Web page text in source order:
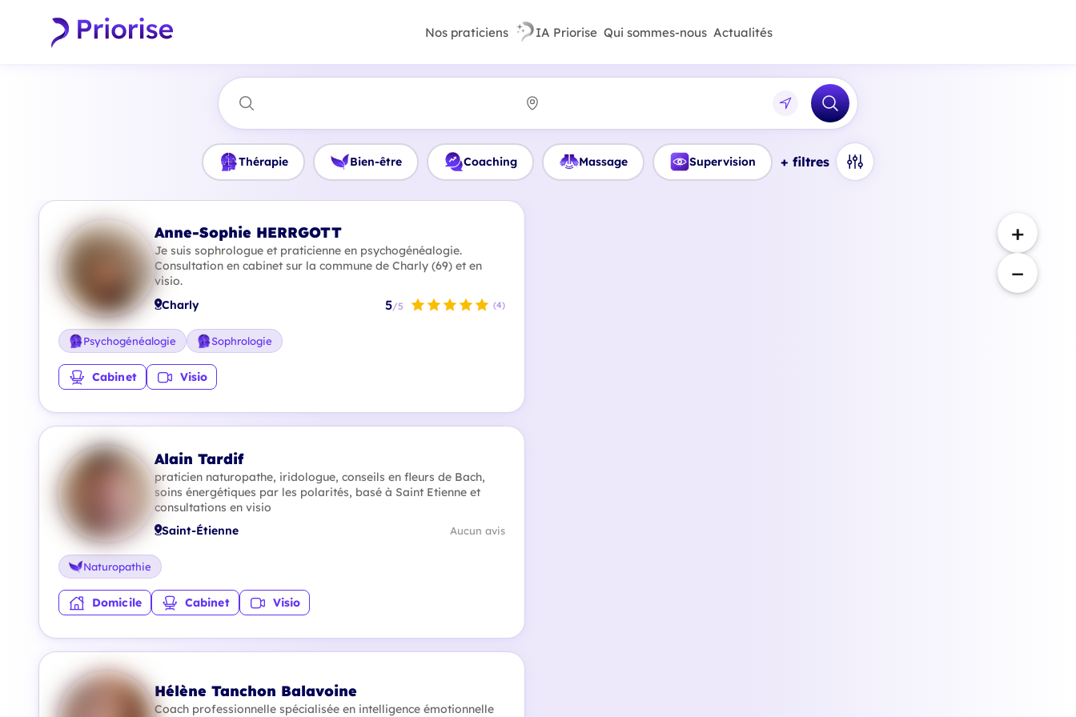
Nos praticiens IA Priorise Qui sommes-nous Actualités
Thérapie Bien-être Coaching Massage Supervision + filtres
Anne-Sophie HERRGOTT
Je suis sophrologue et praticienne en psychogénéalogie.
Consultation en cabinet sur la commune de Charly (69) et en
visio.
Charly 5/5 (4)
Psychogénéalogie Sophrologie
Cabinet Visio
Alain Tardif
praticien naturopathe, iridologue, conseils en fleurs de Bach,
soins énergétiques par les polarités, basé à Saint Etienne et
consultations en visio
Saint-Étienne Aucun avis
Naturopathie
Domicile Cabinet Visio
Hélène Tanchon Balavoine
Coach professionnelle spécialisée en intelligence émotionnelle
+
−